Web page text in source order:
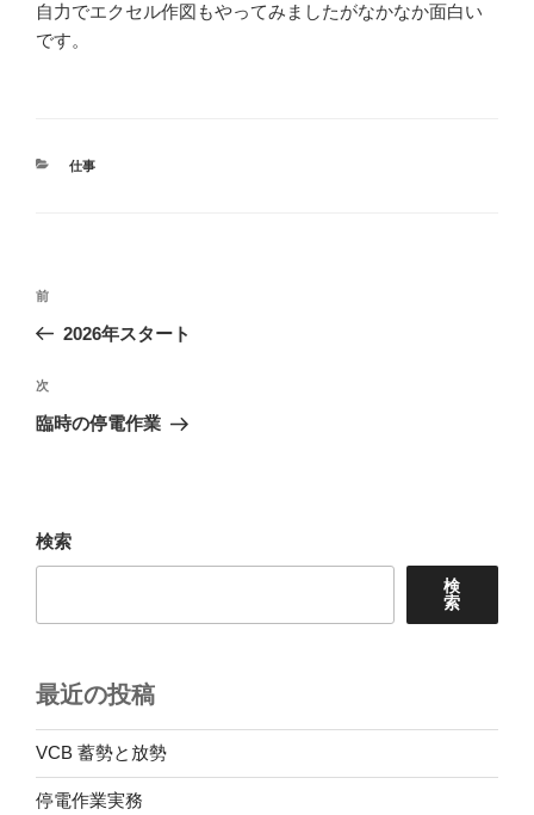
自力でエクセル作図もやってみましたがなかなか面白い
です。
カ
仕事
投
ビ
ゲ
ン
前
の
稿
前
2026年スタート
次
の
次
臨時の停電作業
検索
検
索
最近の投稿
VCB 蓄勢と放勢
停電作業実務